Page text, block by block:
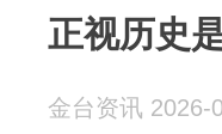
正视历史
金台资讯 2026-